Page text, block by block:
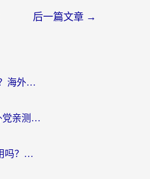
后一篇文章 →
雷神手游和sixfast哪个好？海外党亲测3款回国加速器，教你选对不踩坑
穿梭和快喵好用吗？海外党亲测：小众加速器对比+番茄加速器深度体验
云极和Unblock Youku好用吗？海外党亲测+2026回国加速器避坑指南